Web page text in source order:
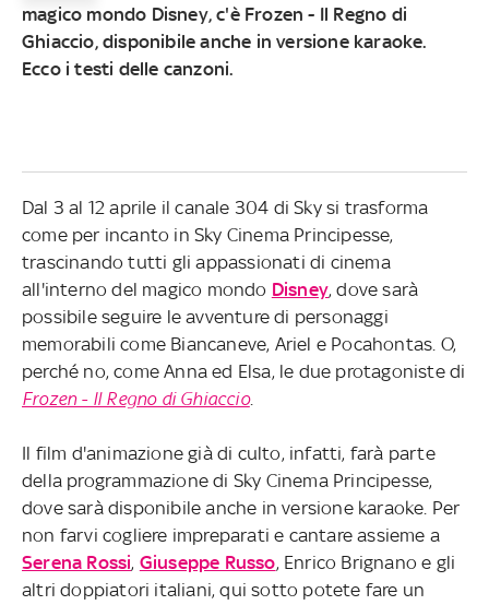
magico mondo Disney, c'è Frozen - Il Regno di
Ghiaccio, disponibile anche in versione karaoke.
Ecco i testi delle canzoni.
Dal 3 al 12 aprile il canale 304 di Sky si trasforma
come per incanto in Sky Cinema Principesse,
trascinando tutti gli appassionati di cinema
all'interno del magico mondo Disney, dove sarà
possibile seguire le avventure di personaggi
memorabili come Biancaneve, Ariel e Pocahontas. O,
perché no, come Anna ed Elsa, le due protagoniste di
Frozen - Il Regno di Ghiaccio.
Il film d'animazione già di culto, infatti, farà parte
della programmazione di Sky Cinema Principesse,
dove sarà disponibile anche in versione karaoke. Per
non farvi cogliere impreparati e cantare assieme a
Serena Rossi, Giuseppe Russo, Enrico Brignano e gli
altri doppiatori italiani, qui sotto potete fare un